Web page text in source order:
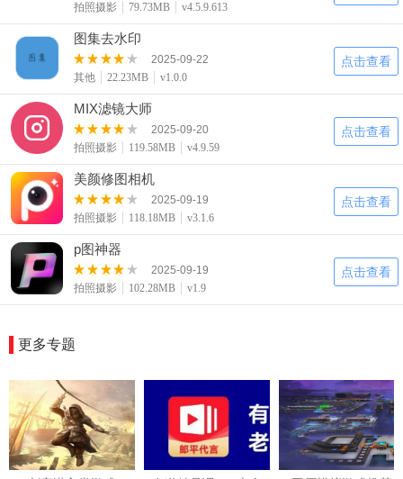
拍照摄影
79.73MB v4.5.9.613
图集去水印
2025-09-22
其他
22.23MB v1.0.0
点击查看
MIX滤镜大师
2025-09-20
拍照摄影
119.58MB v4.9.59
点击查看
美颜修图相机
2025-09-19
拍照摄影
118.18MB v3.1.6
点击查看
p图神器
2025-09-19
拍照摄影
102.28MB v1.9
点击查看
更多专题